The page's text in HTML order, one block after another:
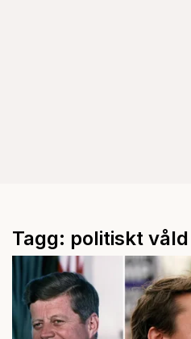
Tagg: politiskt våld